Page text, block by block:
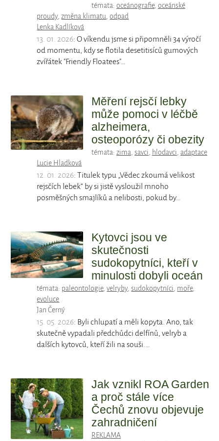
témata: oceánografie, oceánské
proudy,změna klimatu,odpad
Lenka Kadlíková
13. 01. 2026: O víkendu jsme si připomněli 34 výročí
od momentu, kdy se flotila desetitisíců gumových
zvířátek "Friendly Floatees"…
Měření rejsčí lebky
může pomoci v léčbě
alzheimera,
osteoporózy či obezity
témata: zima, savci, hlodavci, adaptace
Lucie Hladková
12. 01. 2026: Titulek typu „Vědec zkoumá velikost
rejsčích lebek“ by si jistě vysloužil mnoho
posměšných smajlíků a nelibosti, pokud by…
Kytovci jsou ve
skutečnosti
sudokopytníci, kteří v
minulosti dobyli oceán
témata: paleontologie,velryby,sudokopytníci, moře,
evoluce
Jan Černý
15. 05. 2026: Byli chlupatí a měli kopyta. Ano, tak
skutečně vypadali předchůdci delfínů, velryb a
dalších kytovců, kteří žili na souši.…
Jak vznikl ROA Garden
a proč stále více
Čechů znovu objevuje
zahradničení
REKLAMA